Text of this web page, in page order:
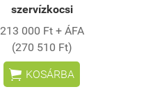
szervízkocsi
213 000 Ft + ÁFA
(270 510 Ft)
 KOSÁRBA